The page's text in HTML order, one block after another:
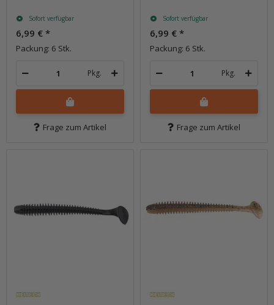
Sofort verfügbar
6,99 € *
Packung: 6 Stk.
Pkg.
Frage zum Artikel
Sofort verfügbar
6,99 € *
Packung: 6 Stk.
Pkg.
Frage zum Artikel